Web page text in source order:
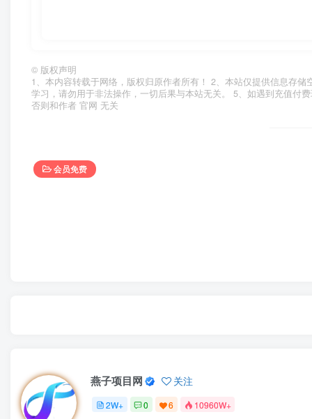
© 版权声明
1、本内容转载于网络，版权归原作者所有！ 2、本站仅提供信息存
学习，请勿用于非法操作，一切后果与本站无关。 5、如遇到充值付
否则和作者 官网 无关
会员免费
燕子项目网 关注
2W+ 0 6 10960W+